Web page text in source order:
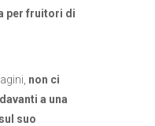
per fruitori di
non ci
a una
suo